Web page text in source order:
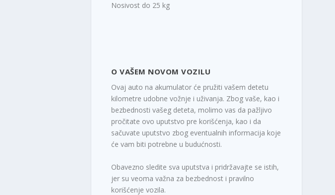
Nosivost do 25 kg
O VAŠEM NOVOM VOZILU
Ovaj auto na akumulator će pružiti vašem detetu
kilometre udobne vožnje i uživanja. Zbog vaše, kao i
bezbednosti vašeg deteta, molimo vas da pažljivo
pročitate ovo uputstvo pre korišćenja, kao i da
sačuvate uputstvo zbog eventualnih informacija koje
će vam biti potrebne u budućnosti.
Obavezno sledite sva uputstva i pridržavajte se istih,
jer su veoma važna za bezbednost i pravilno
korišćenje vozila.